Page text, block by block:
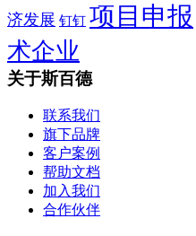
济发展 钉钉 项目申报
术企业
关于斯百德
联系我们
旗下品牌
客户案例
帮助文档
加入我们
合作伙伴